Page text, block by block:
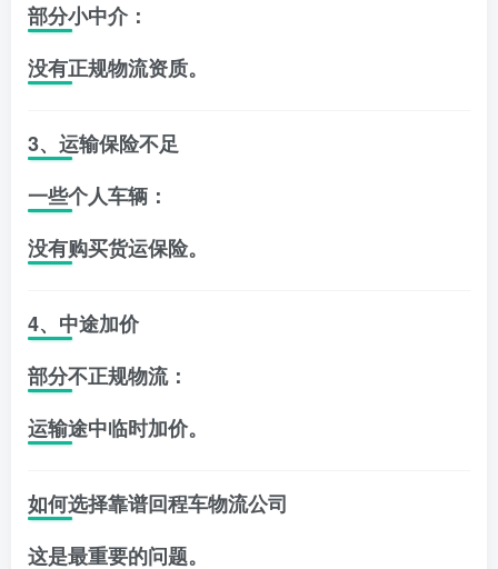
部分小中介：
没有正规物流资质。
3、运输保险不足
一些个人车辆：
没有购买货运保险。
4、中途加价
部分不正规物流：
运输途中临时加价。
如何选择靠谱回程车物流公司
这是最重要的问题。